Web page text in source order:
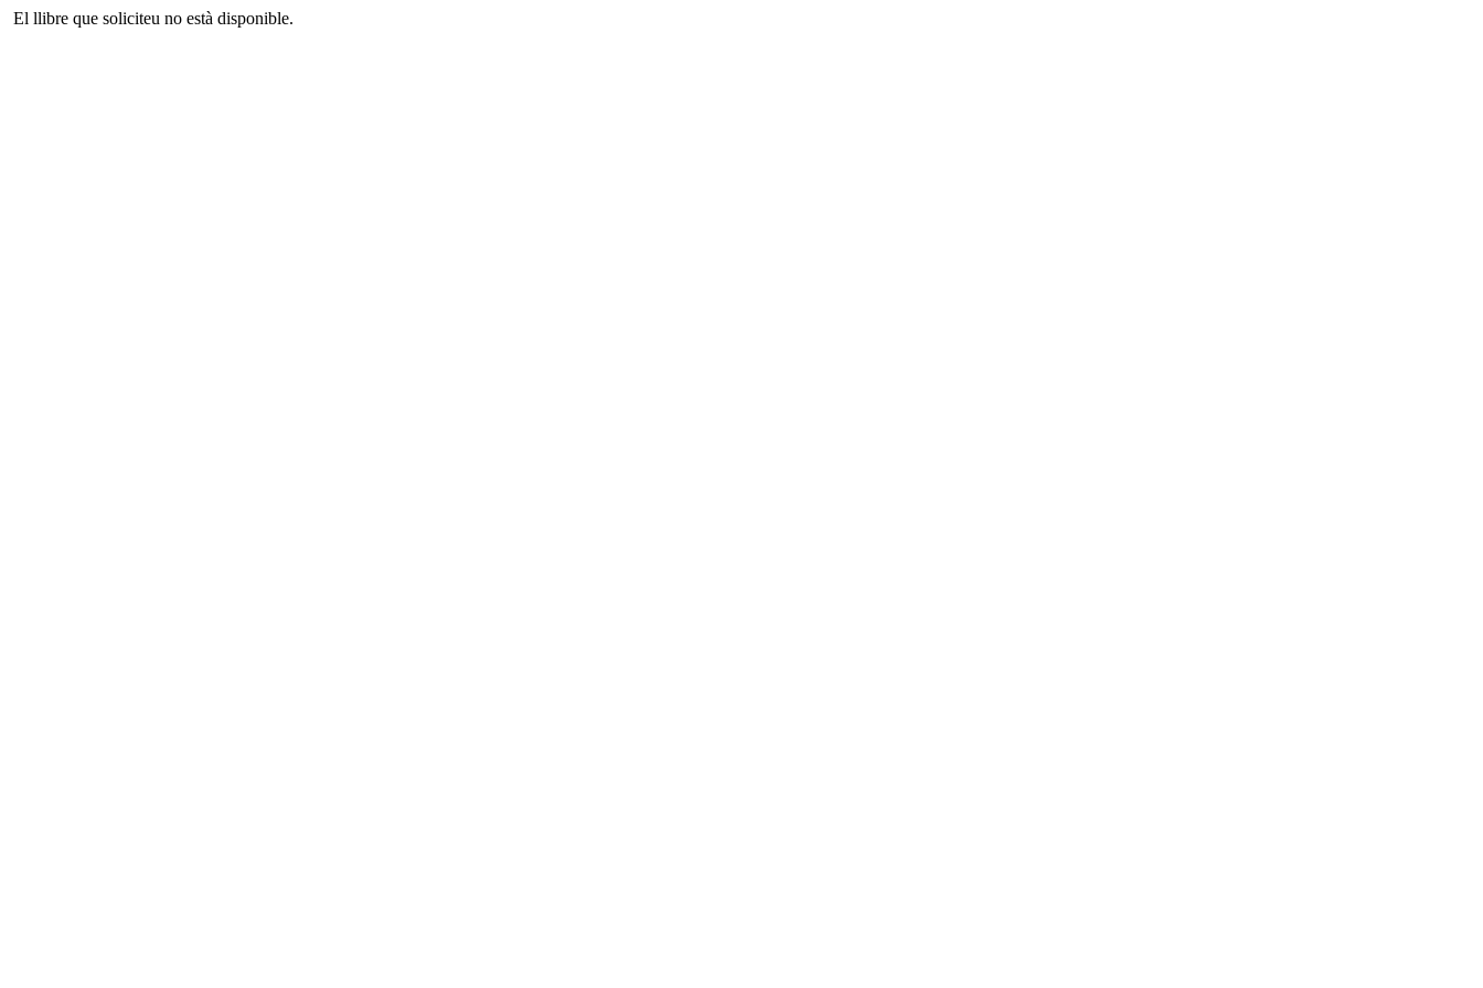
El llibre que soliciteu no està disponible.